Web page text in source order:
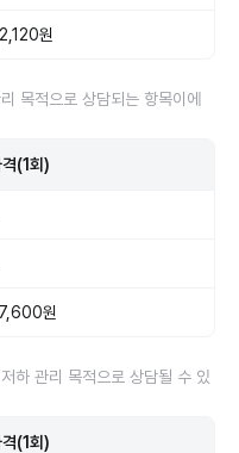
원
목적으로 상담되는 항목이에
(1회)
원
하 관리 목적으로 상담될 수 있
(1회)